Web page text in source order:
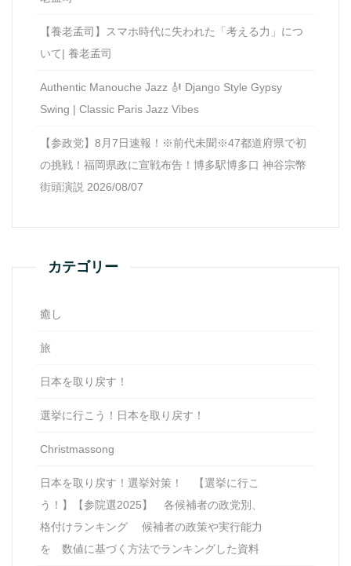
【養老孟司】スマホ時代に失われた「考える力」につ
いて| 養老孟司
Authentic Manouche Jazz 🎻 Django Style Gypsy
Swing | Classic Paris Jazz Vibes
【参政党】8月7日速報！※前代未聞※47都道府県で初
の挑戦！福岡県政に宣戦布告！博多駅博多口 神谷宗幣
街頭演説 2026/08/07
カテゴリー
癒し
旅
日本を取り戻す！
選挙に行こう！日本を取り戻す！
Christmassong
日本を取り戻す！選挙対策！ 【選挙に行こ
う！】【参院選2025】 各候補者の政党別、
格付けランキング 候補者の政策や実行能力
を 数値に基づく方法でランキングした資料